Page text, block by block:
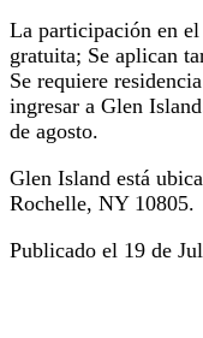
La participación en
gratuita; Se aplican
Se requiere
ingresar a Glen
de agosto.
Glen Island está
Rochelle, NY 10805.
Publicado el 19 de